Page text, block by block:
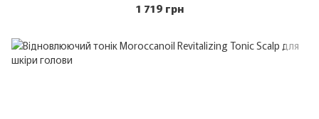
1 719 грн